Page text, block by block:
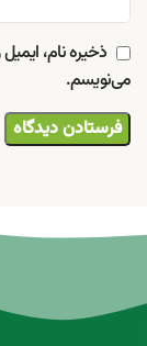
ذخیره نام،
می‌نویسم.